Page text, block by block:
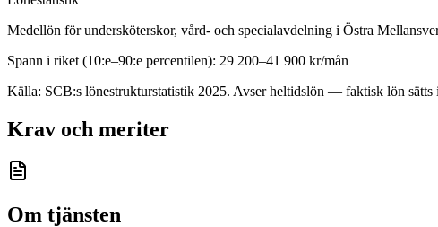
Medellön förundersköterskor, vård- och specialavdelning i Östra
Spann i riket (10:e–90:e percentilen): 29 200–41 900 kr/mån
Källa: SCB:s lönestrukturstatistik 2025. Avser heltidslön — faktisk lön sätts
Krav och meriter
Om tjänsten